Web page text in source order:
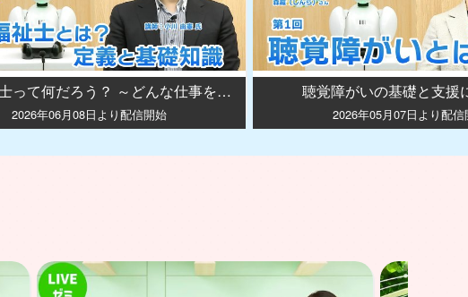
社会福祉士って何だろう？ ～どんな仕事をしているの？～
2026年06月08日より配信開始
聴覚障がいの基礎と支援
2026年05月07日より配信